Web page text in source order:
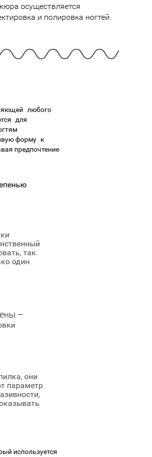
Все бренды >>
осуществляется
и полировка ногтей.
любого
для
форму к
предпочтение
так
один
–
они
параметр
используется